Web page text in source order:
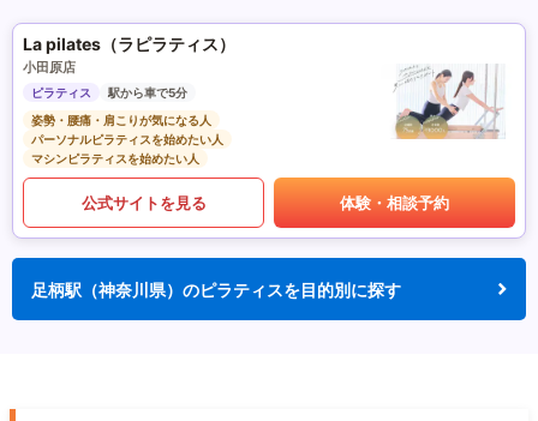
La pilates（ラピラティス）
小田原店
ピラティス
駅から車で5分
姿勢・腰痛・肩こりが気になる人
パーソナルピラティスを始めたい人
マシンピラティスを始めたい人
公式サイトを見る 体験・相談予約
足柄駅（神奈川県）のピラティスを目的別に探す